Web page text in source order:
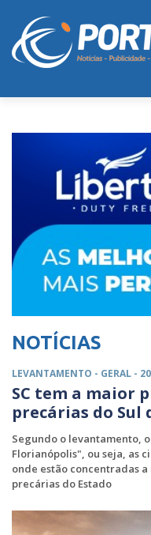
NOTÍCIAS
LEVANTAMENTO - GERAL -
SC tem a maior
precárias do Sul
Segundo o levantamento,
Florianópolis", ou seja, as
onde estão concentradas
precárias do Estado